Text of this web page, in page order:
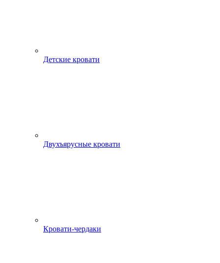
Детские кровати
Двухъярусные кровати
Кровати-чердаки